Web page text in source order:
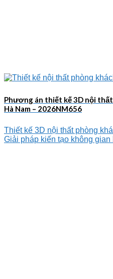
Phương án thiết kế 3D nội
Hà Nam – 2026NM656
Thiết kế 3D nội thất phòng
Giải pháp kiến tạo không gian